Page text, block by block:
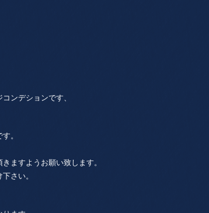
ンデションです、
。
ますようお願い致します。
さい。